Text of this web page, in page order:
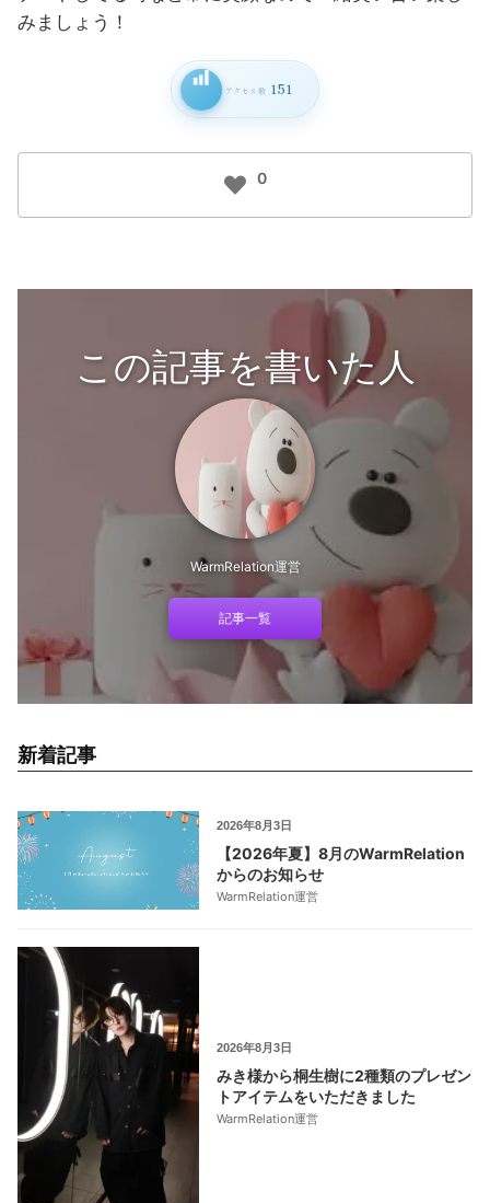
みましょう！
アクセス数 151
0
この記事を書いた人
WarmRelation運営
記事一覧
新着記事
2026年8月3日
【2026年夏】8月のWarmRelation
からのお知らせ
WarmRelation運営
2026年8月3日
みき様から桐生樹に2種類のプレゼン
トアイテムをいただきました
WarmRelation運営